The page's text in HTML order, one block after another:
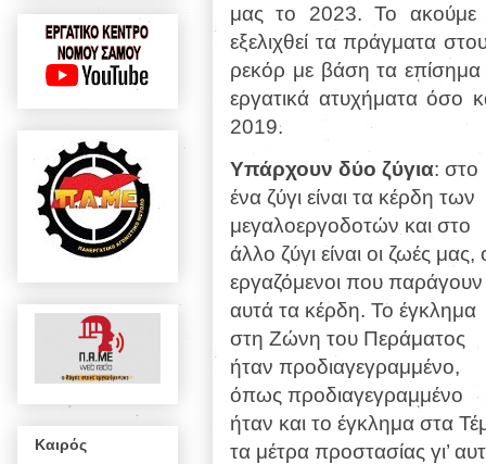
μας το 2023. Το ακούμε
εξελιχθεί τα πράγματα
ρεκόρ με βάση τα επίσημα
εργατικά ατυχήματα όσο
2019.
Υπάρχουν δύο ζύγια: στο
ένα ζύγι είναι τα κέρδη των
μεγαλοεργοδοτών και στο
άλλο ζύγι είναι οι ζωές μας,
εργαζόμενοι που παράγουν
αυτά τα κέρδη. Το έγκλημα
στη Ζώνη του Περάματος
ήταν προδιαγεγραμμένο,
όπως προδιαγεγραμμένο
ήταν και το έγκλημα στα
τα μέτρα προστασίας γι’
Καιρός